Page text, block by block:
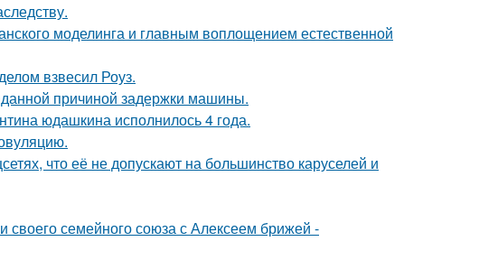
моделинга и главным воплощением естественной
взвесил Роуз.
причиной задержки машины.
юдашкина исполнилось 4 года.
что её не допускают на большинство каруселей и
семейного союза с Алексеем брижей -